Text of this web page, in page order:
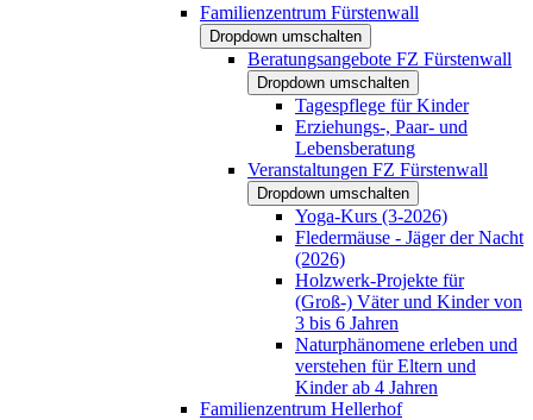
Familienzentrum Fürstenwall
Dropdown umschalten
Beratungsangebote FZ Fürstenwall
Dropdown umschalten
Tagespflege für Kinder
Erziehungs-, Paar- und
Lebensberatung
Veranstaltungen FZ Fürstenwall
Dropdown umschalten
Yoga-Kurs (3-2026)
Fledermäuse - Jäger der Nacht
(2026)
Holzwerk-Projekte für
(Groß-) Väter und Kinder von
3 bis 6 Jahren
Naturphänomene erleben und
verstehen für Eltern und
Kinder ab 4 Jahren
Familienzentrum Hellerhof